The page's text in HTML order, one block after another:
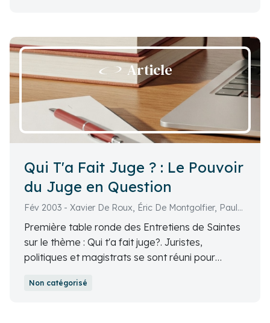
Article
Qui T'a Fait Juge ? : Le Pouvoir
du Juge en Question
Fév 2003 - Xavier De Roux, Éric De Montgolfier, Paul
Martens, Philippe Marchand, Pierre Fauchon, François
Massis, Paul-Albert Iweins, Hervé Dupond-Monod,
Jean-François Monteils, Thierry Meneau, Pierre Rancé,
Henri Nallet, Marc Guillaume, Régis De Gouttes,
Claude Goasguen, Claude Heurteux, Florence Fresnel,
Première table ronde des Entretiens de Saintes
sur le thème : Qui t'a fait juge?. Juristes,
politiques et magistrats se sont réuni pour
juge et la loi, notamment en ce qui concerne le
Non catégorisé